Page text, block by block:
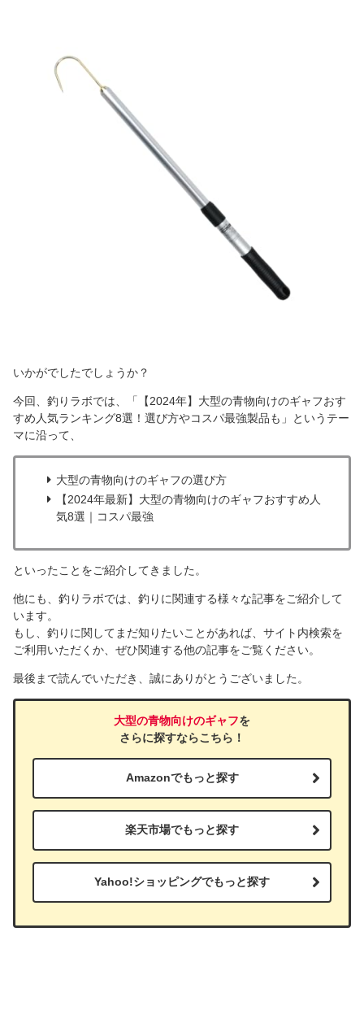
いかがでしたでしょうか？
今回、釣りラボでは、「【2024年】大型の青物向けのギャフおす
すめ人気ランキング8選！選び方やコスパ最強製品も」というテー
マに沿って、
大型の青物向けのギャフの選び方
【2024年最新】大型の青物向けのギャフおすすめ人
気8選｜コスパ最強
といったことをご紹介してきました。
他にも、釣りラボでは、釣りに関連する様々な記事をご紹介して
います。
もし、釣りに関してまだ知りたいことがあれば、サイト内検索を
ご利用いただくか、ぜひ関連する他の記事をご覧ください。
最後まで読んでいただき、誠にありがとうございました。
大型の青物向けのギャフを
さらに探すならこちら！
Amazonでもっと探す
楽天市場でもっと探す
Yahoo!ショッピングでもっと探す